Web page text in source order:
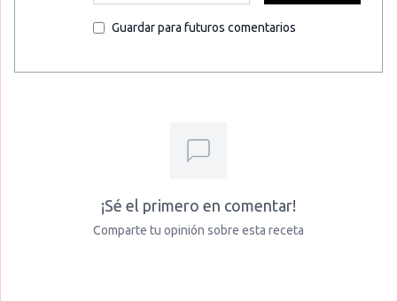
Guardar para futuros comentarios
¡Sé el primero en comentar!
Comparte tu opinión sobre esta receta